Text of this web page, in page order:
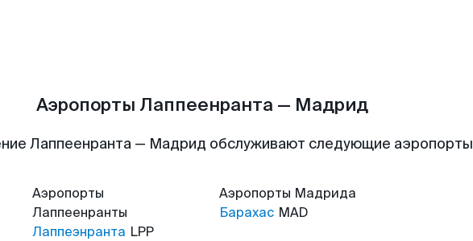
Аэропорты Лаппеенранта — Мадрид
Лаппеенранта — Мадрид обслуживают следующие аэропорты
Аэропорты
Лаппеенранты
Лаппеэнранта LPP
Аэропорты Мадрида
Барахас MAD